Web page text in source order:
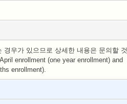
경우가 있으므로 상세한 내용은 문의할 것
enrollment (one year enrollment) and
enrollment).